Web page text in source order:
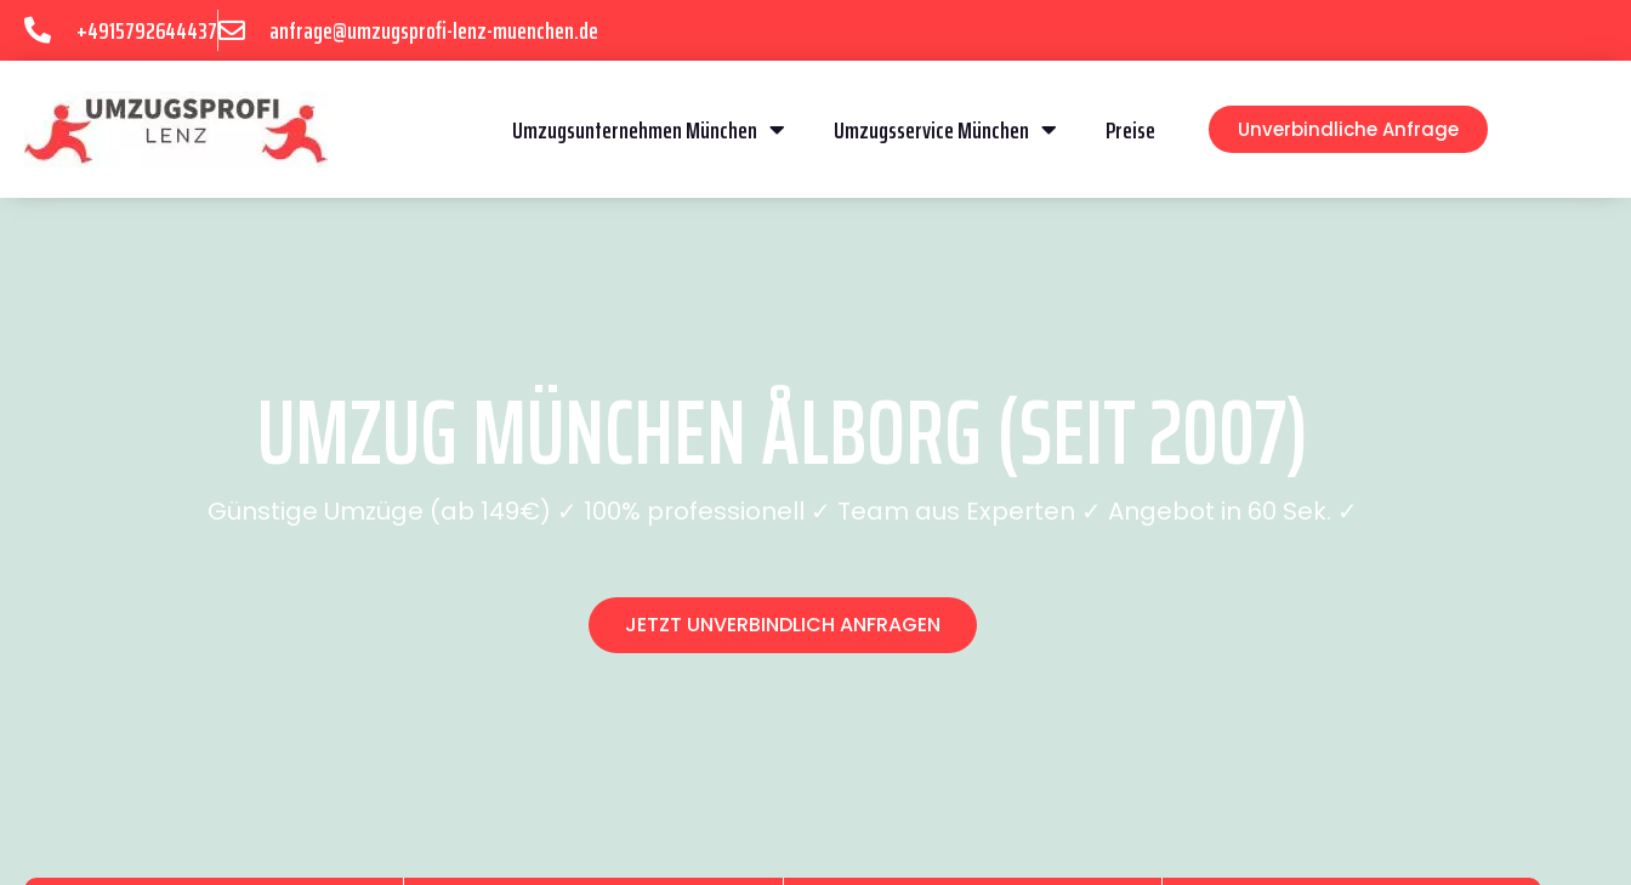
+4915792644437 anfrage@umzugsprofi-lenz-muenchen.de
Umzugsunternehmen München Umzugsservice München Preise Unverbindliche Anfrage
UMZUG MÜNCHEN ÅLBORG (SEIT 2007)
Günstige Umzüge (ab 149€) ✓ 100% professionell ✓ Team aus Experten ✓ Angebot in 60 Sek. ✓
JETZT UNVERBINDLICH ANFRAGEN